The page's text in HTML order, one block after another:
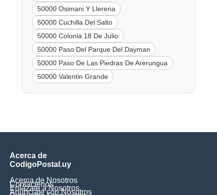
50000 Osimani Y Llerena
50000 Cuchilla Del Salto
50000 Colonia 18 De Julio
50000 Paso Del Parque Del Dayman
50000 Paso De Las Piedras De Arerungua
50000 Valentin Grande
Acerca de
CodigoPostal.uy
Acerca de Nosotros
Contáctenos
Enlázate a Nosotros
Anúnciate con Nosotros